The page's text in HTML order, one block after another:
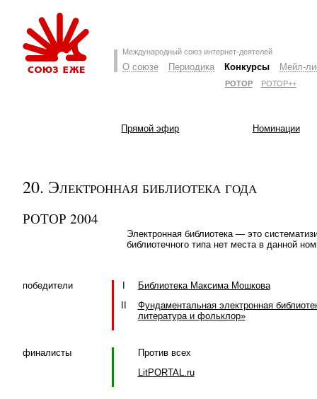
Международный союз интернет-деятелей
О союзе Периодика Конкурсы Мейл-
РОТОР РОТОР++
Прямой эфир Номинации
20. Электронная библиотека года
РОТОР 2004
Электронная библиотека — это
библиотечного типа нет места в данной
победители
Библиотека Максима Мошкова
Фундаментальная электронная
литература и фольклор»
финалисты
Против всех
LitPORTAL.ru